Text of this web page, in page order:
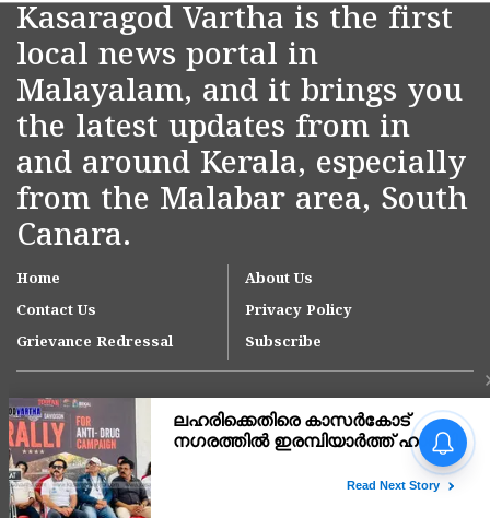
Kasaragod Vartha is the first
local news portal in
Malayalam, and it brings you
the latest updates from in
and around Kerala, especially
from the Malabar area, South
Canara.
Home
About Us
Contact Us
Privacy Policy
Grievance Redressal
Subscribe
Copyright © 2007-
നീലേശ്വരം നഗരസഭയിലെ
ആനച്ചാൽ-ഉച്ചൂളിക്കുതിർ
പരിഹരിക്കാൻ ഇടപെടൽ;